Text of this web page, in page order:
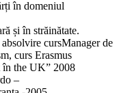
în domeniul
și în străinătate.
cursManager de
curs Erasmus
în the UK” 2008
–